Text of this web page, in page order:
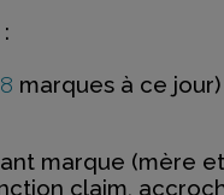
marques à ce jour)
marque (mère et
claim,